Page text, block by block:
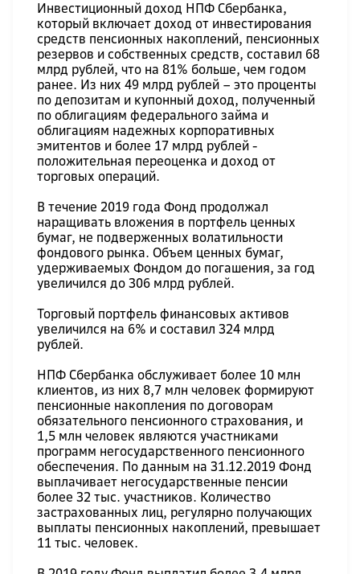
Инвестиционный доход НПФ Сбербанка,
который включает доход от инвестирования
средств пенсионных накоплений, пенсионных
резервов и собственных средств, составил 68
млрд рублей, что на 81% больше, чем годом
ранее. Из них 49 млрд рублей – это проценты
по депозитам и купонный доход, полученный
по облигациям федерального займа и
облигациям надежных корпоративных
эмитентов и более 17 млрд рублей -
положительная переоценка и доход от
торговых операций.
В течение 2019 года Фонд продолжал
наращивать вложения в портфель ценных
бумаг, не подверженных волатильности
фондового рынка. Объем ценных бумаг,
удерживаемых Фондом до погашения, за год
увеличился до 306 млрд рублей.
Торговый портфель финансовых активов
увеличился на 6% и составил 324 млрд
рублей.
НПФ Сбербанка обслуживает более 10 млн
клиентов, из них 8,7 млн человек формируют
пенсионные накопления по договорам
обязательного пенсионного страхования, и
1,5 млн человек являются участниками
программ негосударственного пенсионного
обеспечения. По данным на 31.12.2019 Фонд
выплачивает негосударственные пенсии
более 32 тыс. участников. Количество
застрахованных лиц, регулярно получающих
выплаты пенсионных накоплений, превышает
11 тыс. человек.